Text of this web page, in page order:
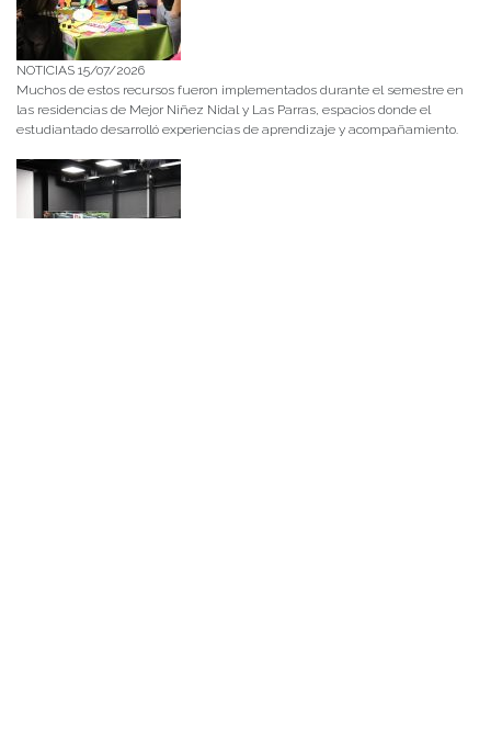
NOTICIAS 15/07/2026
Muchos de estos recursos fueron implementados durante el semestre en
las residencias de Mejor Niñez Nidal y Las Parras, espacios donde el
estudiantado desarrolló experiencias de aprendizaje y acompañamiento.